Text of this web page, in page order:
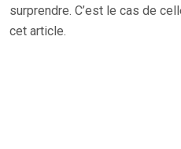
surprendre. C’est le cas de
cet article.